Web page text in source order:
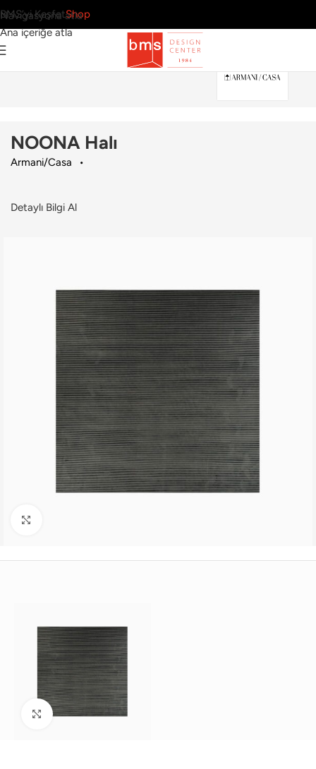
Navigasyona atla
Ana içeriğe atla
BMS’yi KeşfetShop
Armani/Casa›NOONA Halı
NOONA Halı
Armani/Casa
Detaylı Bilgi Al
Büyütmek için tıklayın